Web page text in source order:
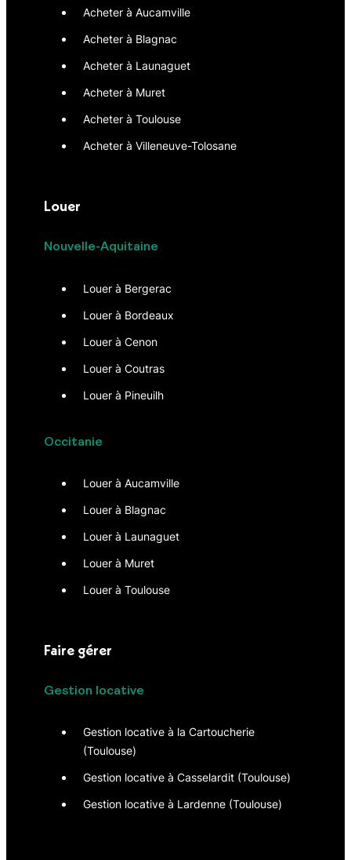
Acheter à Aucamville
Acheter à Blagnac
Acheter à Launaguet
Acheter à Muret
Acheter à Toulouse
Acheter à Villeneuve-Tolosane
Louer
Nouvelle-Aquitaine
Louer à Bergerac
Louer à Bordeaux
Louer à Cenon
Louer à Coutras
Louer à Pineuilh
Occitanie
Louer à Aucamville
Louer à Blagnac
Louer à Launaguet
Louer à Muret
Louer à Toulouse
Faire gérer
Gestion locative
Gestion locative à la Cartoucherie
(Toulouse)
Gestion locative à Casselardit (Toulouse)
Gestion locative à Lardenne (Toulouse)